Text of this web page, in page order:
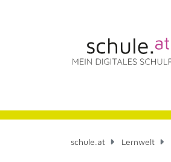
schule.at Lernwelt